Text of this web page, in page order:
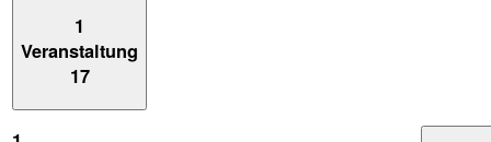
1
Veranstaltung
17